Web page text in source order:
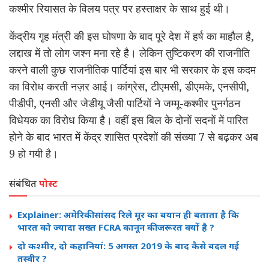
कश्मीर रियासत के विलय पत्र पर हस्ताक्षर के साथ हुई थी।
केंद्रीय गृह मंत्री की इस घोषणा के बाद पूरे देश में हर्ष का माहौल है,
लद्दाख में तो लोग जश्न मना रहे है। लेकिन तुष्टिकरण की राजनीति
करने वाली कुछ राजनीतिक पार्टियां इस बार भी सरकार के इस कदम
का विरोध करती नज़र आई। कांग्रेस, टीएमसी, डीएमके, एनसीपी,
पीडीपी, एनसी और जेडीयू जैसी पार्टियों ने जम्मू-कश्मीर पुनर्गठन
विधेयक का विरोध किया है। वहीं इस बिल के दोनों सदनों में पारित
होने के बाद भारत में केंद्र शासित प्रदेशों की संख्या 7 से बढ़कर अब
9 हो गयी है।
संबंधितपोस्ट
Explainer: अमेरिकी सांसद रिले मूर का बयान ही बताता है कि
भारत को ज्यादा सख्त FCRA कानून की जरूरत क्यों है ?
दो कश्मीर, दो कहानियां: 5 अगस्त 2019 के बाद कैसे बदल गई
तस्वीर ?